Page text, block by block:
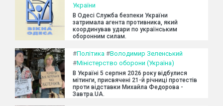
України
В Одесі Служба безпеки України
затримала агента противника, який
координував удари по українським
оборонним силам.
#Політика #Володимир Зеленський
#Міністерство оборони (Україна)
В Україні 5 серпня 2026 року відбулися
мітинги, присвячені 21-й річниці протестів
проти відставки Михайла Федорова -
Завтра.UA.